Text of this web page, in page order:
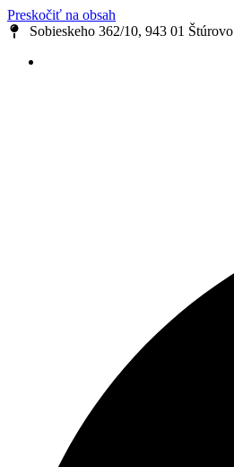
Preskočiť na obsah
Sobieskeho 362/10, 943 01 Štúrovo